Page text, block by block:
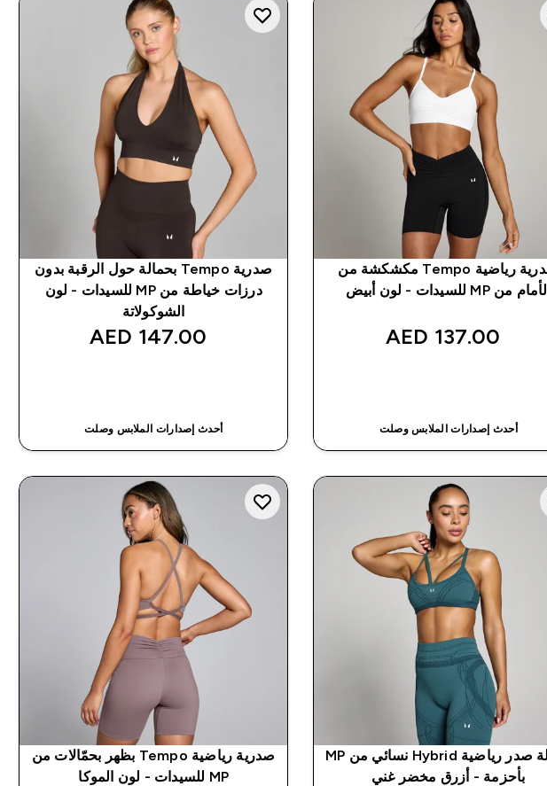
صدرية رياضية Tempo مكشكشة من
الأمام من MP للسيدات - لون أبيض
137.00 AED‎
أحدث إصدارات الملابس وصلت
صدرية Tempo بحمالة حول الرقبة بدون
درزات خياطة من MP للسيدات - لون
الشوكولاتة
147.00 AED‎
أحدث إصدارات الملابس وصلت
حمالة صدر رياضية Hybrid نسائي من MP
بأحزمة - أزرق مخضر غني
صدرية رياضية Tempo بظهر بحمّالات من
MP للسيدات - لون الموكا